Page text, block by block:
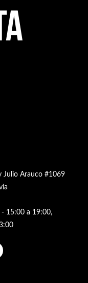
Julio Arauco #1069
- 15:00 a 19:00,